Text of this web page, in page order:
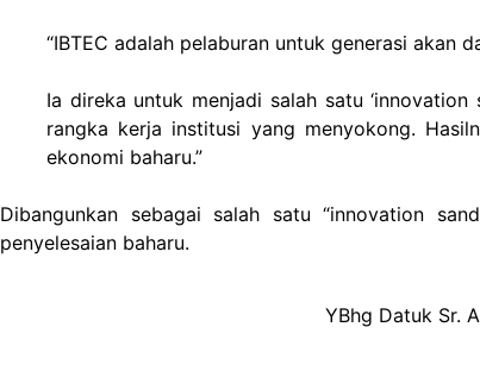
“IBTEC adalah pelaburan untuk generasi akan
Ia direka untuk menjadi salah satu
rangka kerja institusi yang menyokong.
ekonomi baharu.”
Dibangunkan sebagai salah satu “innovation
penyelesaian baharu.
YBhg Datuk Sr.